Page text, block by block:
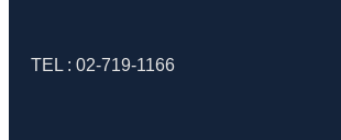
TEL : 02-719-1166